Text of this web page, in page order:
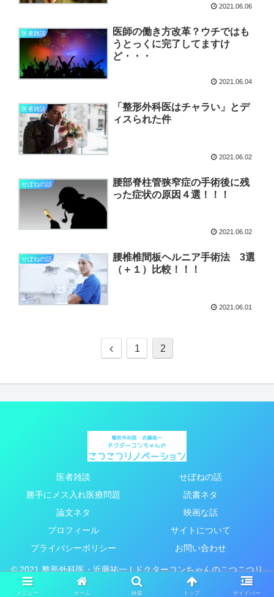
2021.06.06
医者雑談
医師の働き方改革？ウチではも
うとっくに完了してますけ
ど・・・
2021.06.04
医者雑談
「整形外科医はチャラい」とデ
ィスられた件
2021.06.02
せぼねの話
腰部脊柱管狭窄症の手術後に残
った症状の原因４選！！！
2021.06.02
せぼねの話
腰椎椎間板ヘルニア手術法 3選
（＋１）比較！！！
2021.06.01
1 2
医者雑談
せぼねの話
勝手にメス入れ医療問題
読書ネタ
論文ネタ
映画な話
プロフィール
サイトについて
プライバシーポリシー
お問い合わせ
© 2021 整形外科医・近藤祐一 | ドクターコンちゃんのこつこつリ
ノベーション.
メニュー ホーム 検索 トップ サイドバー